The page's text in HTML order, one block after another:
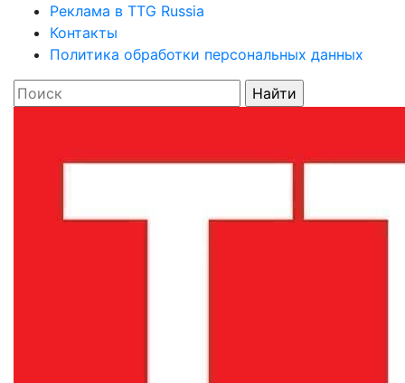
Реклама в TTG Russia
Контакты
Политика обработки персональных данных